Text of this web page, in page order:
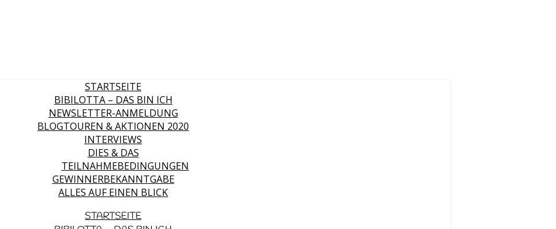
STARTSEITE
BIBILOTTA – DAS BIN ICH
NEWSLETTER-ANMELDUNG
BLOGTOUREN & AKTIONEN 2020
INTERVIEWS
DIES & DAS
TEILNAHMEBEDINGUNGEN
GEWINNERBEKANNTGABE
ALLES AUF EINEN BLICK
STARTSEITE